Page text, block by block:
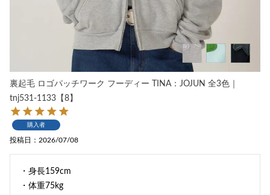
裏起毛 ロゴパッチワーク フーディー TINA：JOJUN 全3色｜
tnj531-1133【8】
購入者
投稿日 2026/07/08
・身長159cm
・体重75kg